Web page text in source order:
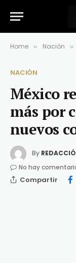
Home » Nación »
NACIÓN
México
más por
nuevos
By
No hay
Compartir